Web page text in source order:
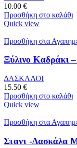
10.00 €
Προσθήκη στο καλάθι
Quick view
Προσθήκη στα
Ξύλινο Καδράκι
ΔΑΣΚΑΛΟΙ
15.50 €
Προσθήκη στο καλάθι
Quick view
Προσθήκη στα
Σταντ -Δασκάλα